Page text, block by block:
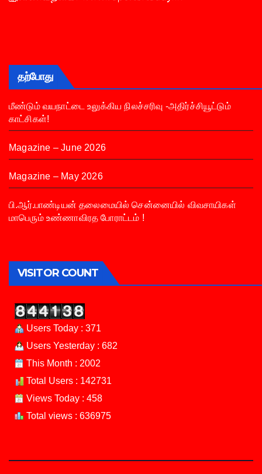
தற்போது
மீண்டும் வயநாட்டை உலுக்கிய நிலச்சரிவு -அதிர்ச்சியூட்டும்
காட்சிகள்!
Magazine – June 2026
Magazine – May 2026
பி.ஆர்.பாண்டியன் தலைமையில் சென்னையில் விவசாயிகள்
மாபெரும் உண்ணாவிரத போராட்டம் !
VISITOR COUNT
Users Today : 371
Users Yesterday : 682
This Month : 2002
Total Users : 142731
Views Today : 458
Total views : 636975